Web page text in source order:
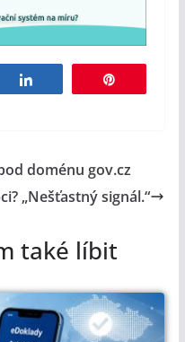
doménu gov.cz
„Nešťastný signál.“
také líbit